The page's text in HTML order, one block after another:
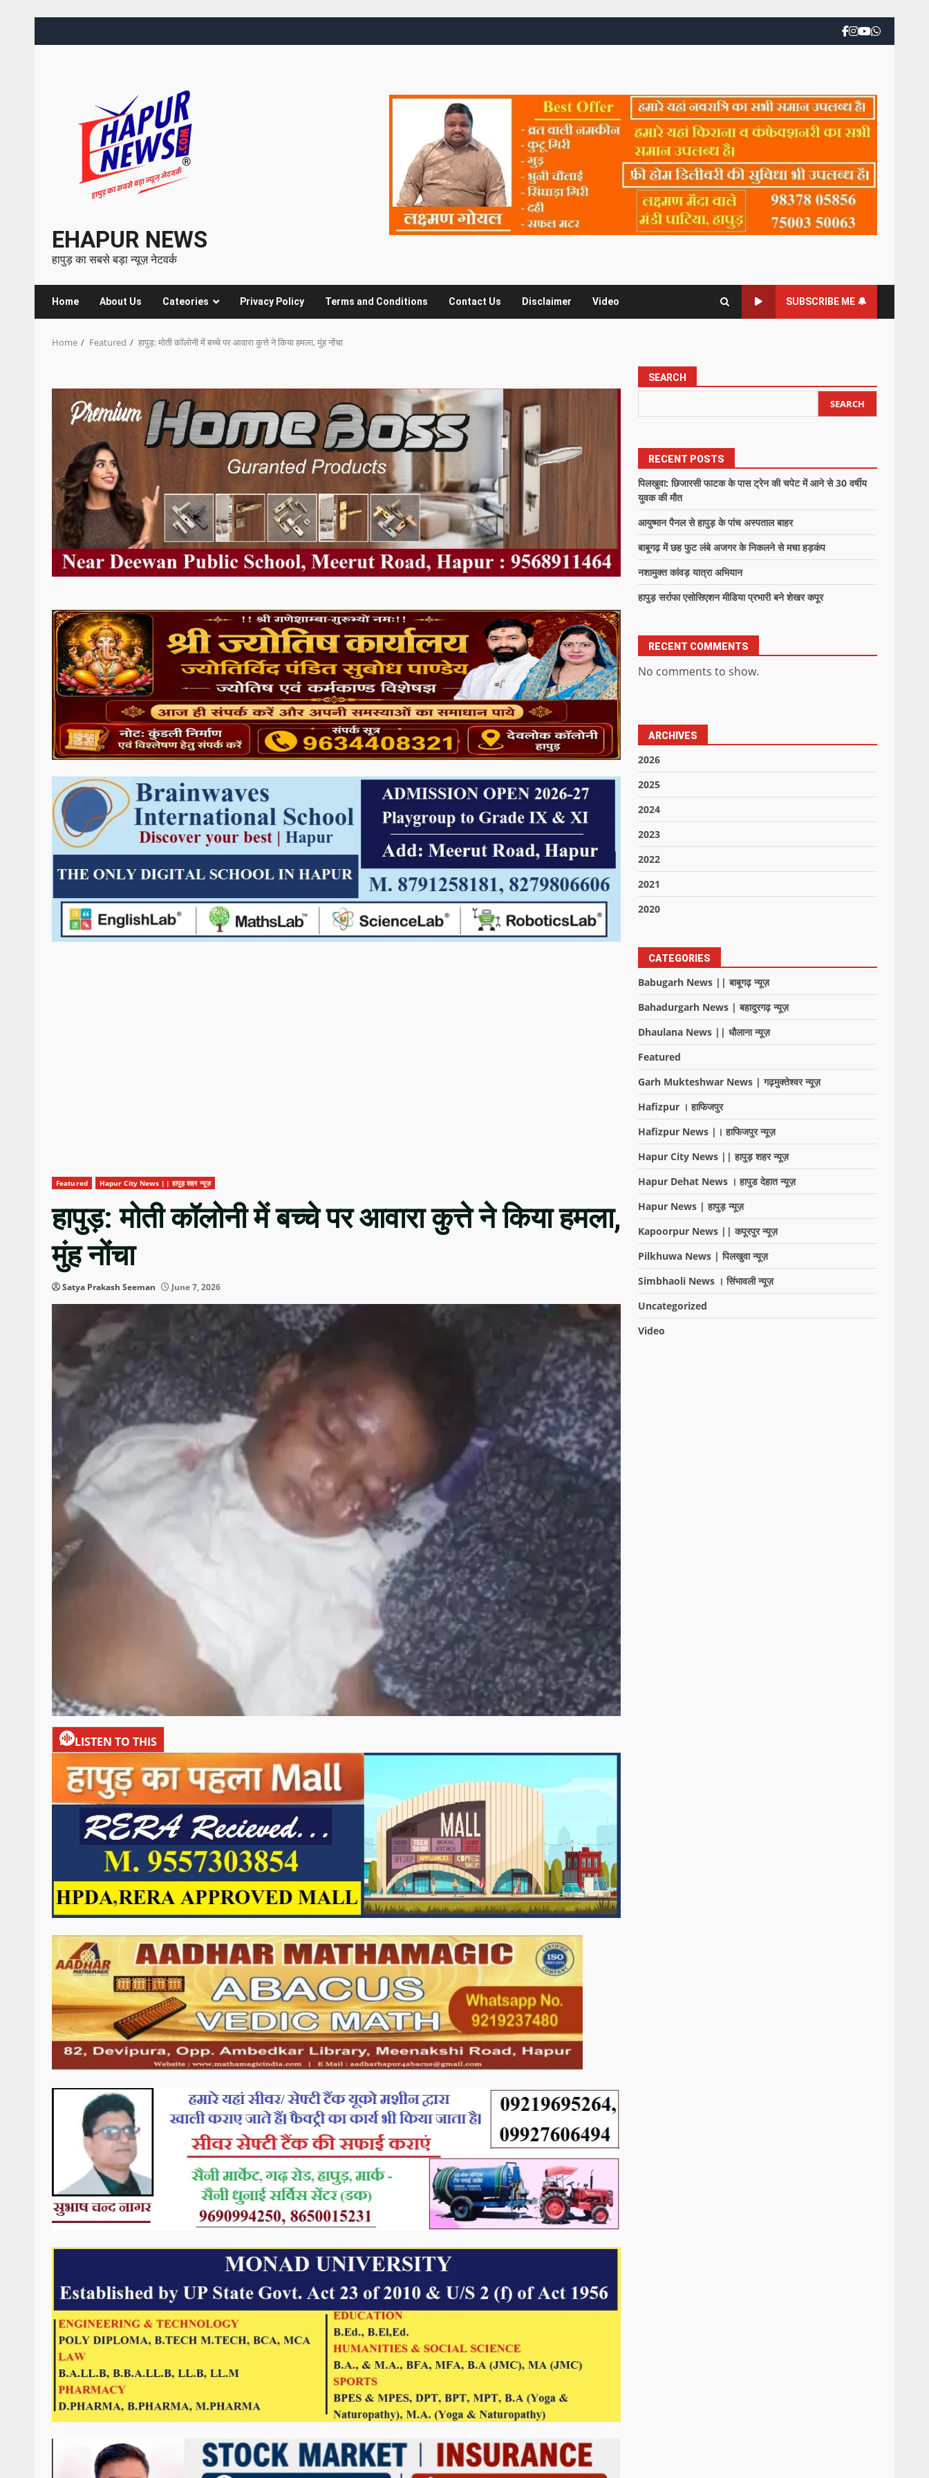
EHAPUR NEWS
हापुड़ का सबसे बड़ा न्यूज़ नेटवर्क
Home About Us Cateories Privacy Policy Terms and Conditions Contact Us Disclaimer Video SUBSCRIBE ME 🔔
Home Featured हापुड़: मोती कॉलोनी में बच्चे पर आवारा कुत्ते ने किया हमला, मुंह नोंचा
Featured Hapur City News || हापुड़ शहर न्यूज़
हापुड़: मोती कॉलोनी में बच्चे पर आवारा कुत्ते ने किया हमला,
मुंह नोंचा
Satya Prakash Seeman June 7, 2026
LISTEN TO THIS
SEARCH
SEARCH
RECENT POSTS
पिलखुवा: छिजारसी फाटक के पास ट्रेन की चपेट में आने से 30 वर्षीय
युवक की मौत
आयुष्मान पैनल से हापुड़ के पांच अस्पताल बाहर
बाबूगढ़ में छह फुट लंबे अजगर के निकलने से मचा हड़कंप
नशामुक्त कांवड़ यात्रा अभियान
हापुड़ सर्राफा एसोसिएशन मीडिया प्रभारी बने शेखर कपूर
RECENT COMMENTS
No comments to show.
ARCHIVES
2026
2025
2024
2023
2022
2021
2020
CATEGORIES
Babugarh News || बाबूगढ़ न्यूज़
Bahadurgarh News | बहादुरगढ़ न्यूज़
Dhaulana News || धौलाना न्यूज़
Featured
Garh Mukteshwar News | गढ़मुक्तेश्वर न्यूज़
Hafizpur । हाफिजपुर
Hafizpur News |। हाफिजपुर न्यूज़
Hapur City News || हापुड़ शहर न्यूज़
Hapur Dehat News । हापुड देहात न्यूज़
Hapur News | हापुड़ न्यूज़
Kapoorpur News || कपूरपुर न्यूज़
Pilkhuwa News | पिलखुवा न्यूज़
Simbhaoli News । सिंभावली न्यूज़
Uncategorized
Video